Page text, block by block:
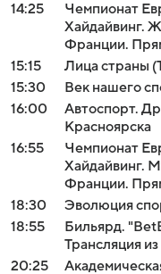
14:25
Чемпионат
Хайдайвинг.
Франции.
15:15
Лица страны
15:30
Век нашего
16:00
Автоспорт.
Красноярска
16:55
Чемпионат
Хайдайвинг.
Франции.
18:30
Эволюция
18:55
Бильярд.
Трансляция
20:25